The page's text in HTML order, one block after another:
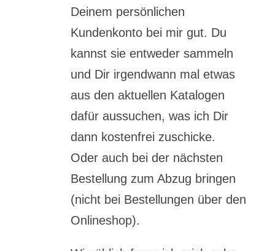
Deinem persönlichen
Kundenkonto bei mir gut. Du
kannst sie entweder sammeln
und Dir irgendwann mal etwas
aus den aktuellen Katalogen
dafür aussuchen, was ich Dir
dann kostenfrei zuschicke.
Oder auch bei der nächsten
Bestellung zum Abzug bringen
(nicht bei Bestellungen über den
Onlineshop).